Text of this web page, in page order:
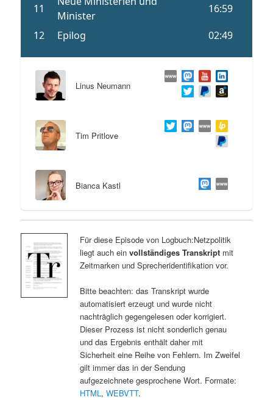
Linus Neumann
Tim Pritlove
Bianca Kastl
Für diese Episode von Logbuch:Netzpolitik
liegt auch ein vollständiges Transkriptmit
Zeitmarken und Sprecheridentifikation vor.
Bitte beachten: das Transkript wurde
automatisiert erzeugt und wurde nicht
nachträglich gegengelesen oder korrigiert.
Dieser Prozess ist nicht sonderlich genau
und das Ergebnis enthält daher mit
Sicherheit eine Reihe von Fehlern. Im Zweifel
gilt immer das in der Sendung
aufgezeichnete gesprochene Wort. Formate:
HTML, WEBVTT.